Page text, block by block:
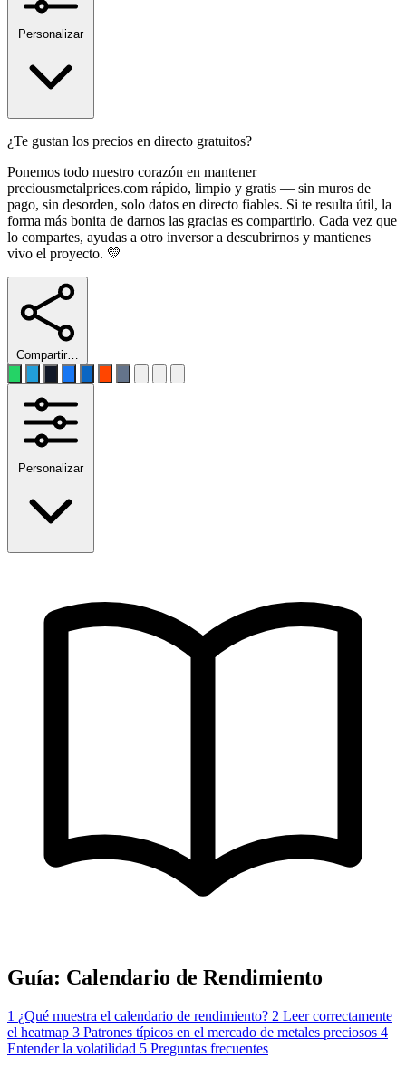
Personalizar
¿Te gustan los precios en directo gratuitos?
Ponemos todo nuestro corazón en mantener
preciousmetalprices.com rápido, limpio y gratis — sin muros de
pago, sin desorden, solo datos en directo fiables. Si te resulta útil, la
forma más bonita de darnos las gracias es compartirlo. Cada vez que
lo compartes, ayudas a otro inversor a descubrirnos y mantienes
vivo el proyecto. 💛
Compartir…
Personalizar
Guía: Calendario de Rendimiento
1 ¿Qué muestra el calendario de rendimiento? 2 Leer correctamente
el heatmap 3 Patrones típicos en el mercado de metales preciosos 4
Entender la volatilidad 5 Preguntas frecuentes